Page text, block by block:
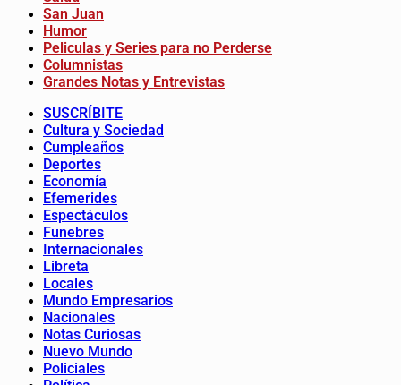
San Juan
Humor
Peliculas y Series para no Perderse
Columnistas
Grandes Notas y Entrevistas
SUSCRÍBITE
Cultura y Sociedad
Cumpleaños
Deportes
Economía
Efemerides
Espectáculos
Funebres
Internacionales
Libreta
Locales
Mundo Empresarios
Nacionales
Notas Curiosas
Nuevo Mundo
Policiales